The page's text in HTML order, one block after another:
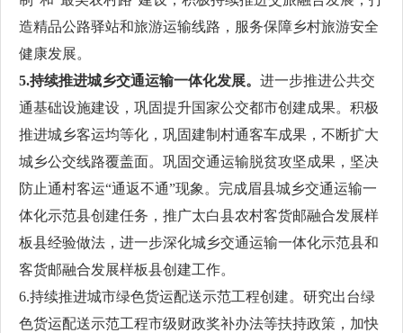
造精品公路驿站和旅游运输线路，服务保障乡村旅游安全
健康发展。
5.持续推进城乡交通运输一体化发展。 进一步推进公共交
通基础设施建设，巩固提升国家公交都市创建成果。积极
推进城乡客运均等化，巩固建制村通客车成果，不断扩大
城乡公交线路覆盖面。巩固交通运输脱贫攻坚成果，坚决
防止通村客运“通返不通”现象。完成眉县城乡交通运输一
体化示范县创建任务，推广太白县农村客货邮融合发展样
板县经验做法，进一步深化城乡交通运输一体化示范县和
客货邮融合发展样板县创建工作。
6.持续推进城市绿色货运配送示范工程创建。研究出台绿
色货运配送示范工程市级财政奖补办法等扶持政策，加快